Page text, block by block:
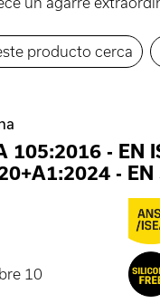
producto cerca
105:2016 - EN
-
10